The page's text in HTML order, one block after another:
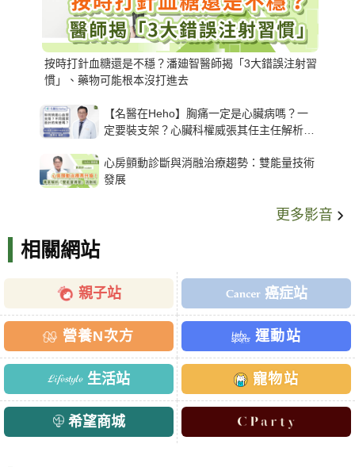
按時打針血糖還是不穩？潘廸智醫師揭「3大錯誤注射習
慣」、藥物可能根本沒打進去
【名醫在Heho】胸痛一定是心臟病嗎？一
定要裝支架？心臟科權威張其任主任解析支
心房顫動診斷與消融治療趨勢：雙能量技術
發展
更多影音
相關網站
親子站 癌症站
營養N次方 運動站
生活站 寵物站
希望商城